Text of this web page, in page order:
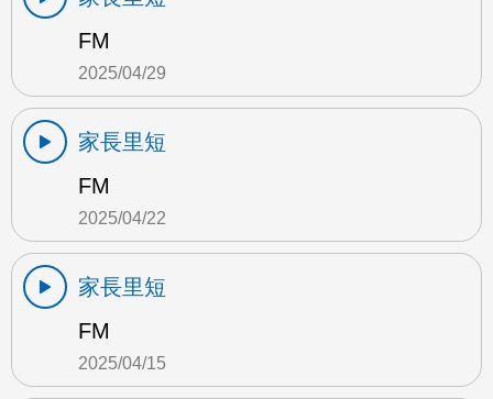
FM
2025/04/29
家長里短
FM
2025/04/22
家長里短
FM
2025/04/15